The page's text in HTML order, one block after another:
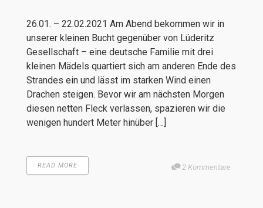
26.01. – 22.02.2021 Am Abend bekommen wir in
unserer kleinen Bucht gegenüber von Lüderitz
Gesellschaft – eine deutsche Familie mit drei
kleinen Mädels quartiert sich am anderen Ende des
Strandes ein und lässt im starken Wind einen
Drachen steigen. Bevor wir am nächsten Morgen
diesen netten Fleck verlassen, spazieren wir die
wenigen hundert Meter hinüber […]
READ MORE 2 Kommentare